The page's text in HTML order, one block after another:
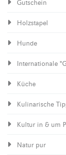
Gutschein
Holzstapel
Hunde
Internationale
Küche
Kulinarische
Kultur in & um
Natur pur